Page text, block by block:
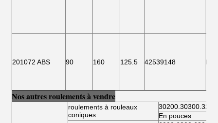
201072 ABS 90 160 125.5 42539148 F
Nos autres roulements à vendre
roulements à rouleaux
coniques
En pouces